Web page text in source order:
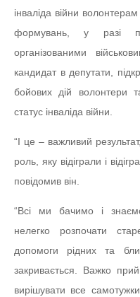
інваліда війни
формувань, у разі
організованими
кандидат в депутати,
бойових дій волонтери
статус інваліда війни.
“І це – важливий
роль, яку відіграли і
повідомив він.
“Всі ми бачимо і
нелегко розпочати
допомоги рідних та
закривається. Важко
вирішувати все